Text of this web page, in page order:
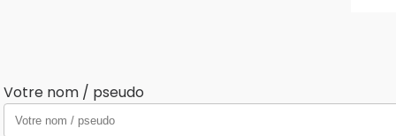
Votre nom / pseudo